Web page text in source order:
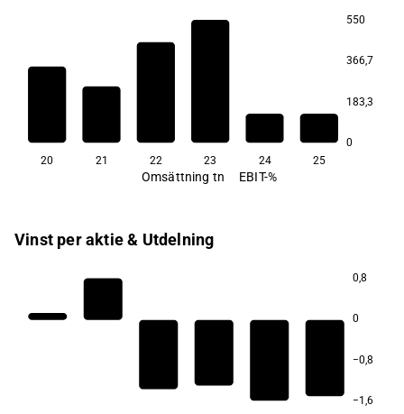
550
366,7
183,3
0
20 21 22 23 24 25
Omsättning tn EBIT-%
Vinst per aktie & Utdelning
0,8
0
−0,8
−1,6